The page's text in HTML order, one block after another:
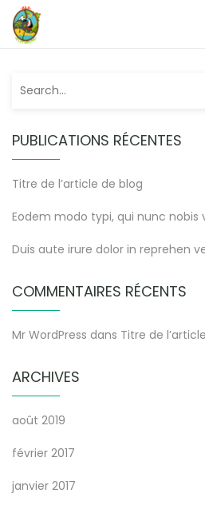
PUBLICATIONS RÉCENTES
Titre de l’article de blog
Eodem modo typi, qui nunc nobis
Duis aute irure dolor in reprehen
COMMENTAIRES RÉCENTS
Mr WordPress dans Titre de
ARCHIVES
août 2019
février 2017
janvier 2017